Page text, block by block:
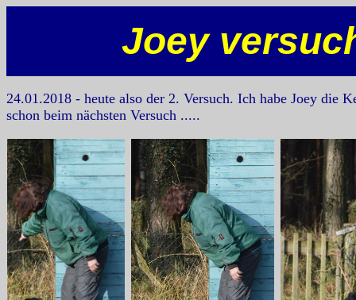
Joey
24.01.2018 - heute also der 2. Versuch. Ich habe Joey die
schon beim nächsten Versuch .....